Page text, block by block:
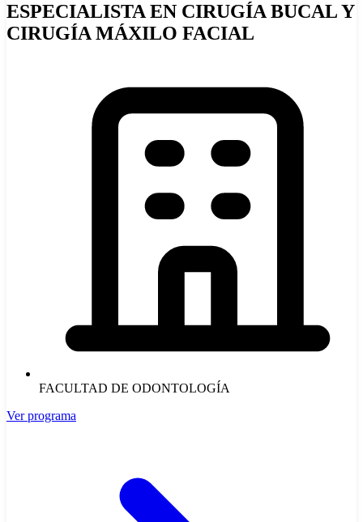
ESPECIALISTA EN CIRUGÍA BUCAL Y
CIRUGÍA MÁXILO FACIAL
FACULTAD DE ODONTOLOGÍA
Ver programa